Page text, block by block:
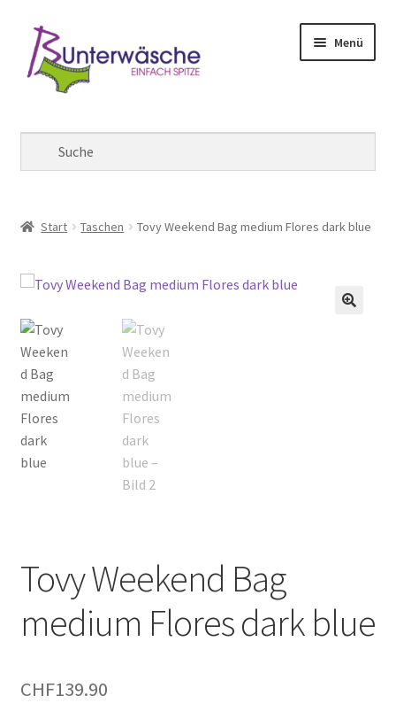
Zur
Navigation
springen
Zum
Inhalt
springen
Menü
Start Taschen Tovy Weekend Bag medium Flores dark blue
Tovy Weekend Bag
medium Flores dark blue
CHF139.90